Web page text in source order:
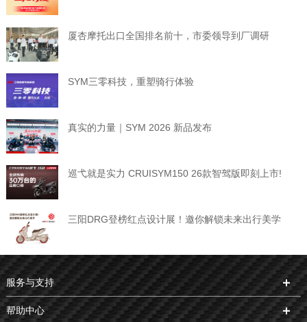
厦杏摩托出口全国排名前十，市委领导到厂调研
SYM三零科技，重塑骑行体验
真实的力量｜SYM 2026 新品发布
巡弋就是实力 CRUISYM150 26款智驾版即刻上市!
三阳DRG登榜红点设计展！邀你解锁未来出行美学
服务与支持
帮助中心